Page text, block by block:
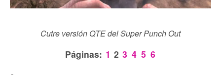
Cutre versión QTE del Super Punch Out
Páginas: 1 2 3 4 5 6